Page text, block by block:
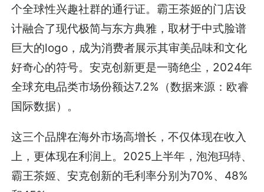
个全球性兴趣社群的通行证。霸王茶姬的门店设
计融合了现代极简与东方典雅，取材于中式脸谱
巨大的logo，成为消费者展示其审美品味和文化
好奇心的符号。安克创新更是一骑绝尘，2024年
全球充电品类市场份额达7.2%（数据来源：欧睿
国际数据）。
这三个品牌在海外市场高增长，不仅体现在收入
上，更体现在利润上。2025上半年，泡泡玛特、
霸王茶姬、安克创新的毛利率分别为70%、48%